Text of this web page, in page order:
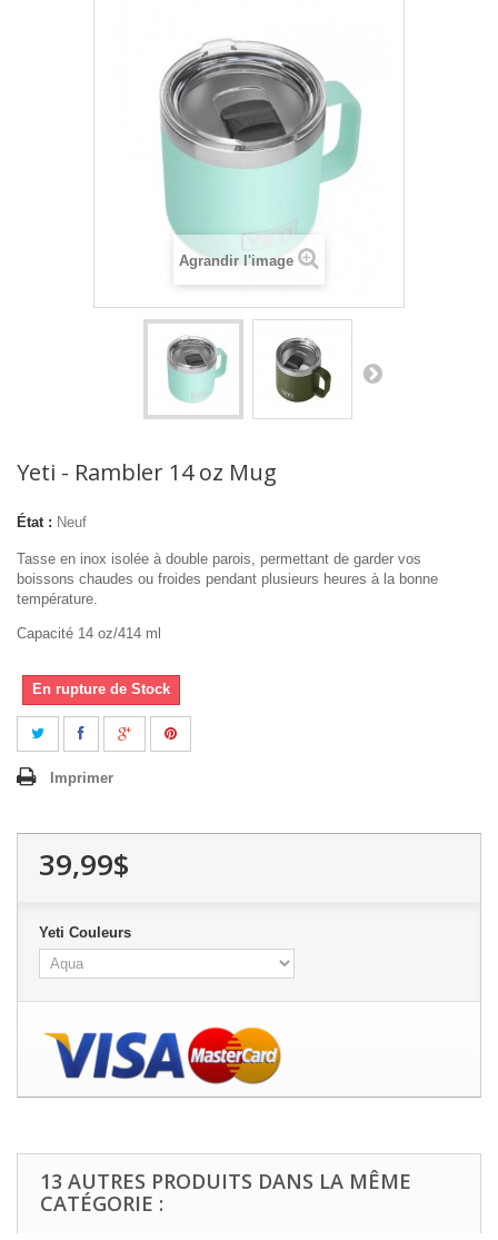
Agrandir l'image
Yeti - Rambler 14 oz Mug
État : Neuf
Tasse en inox isolée à double parois, permettant de garder vos
boissons chaudes ou froides pendant plusieurs heures à la bonne
température.
Capacité 14 oz/414 ml
En rupture de Stock
Imprimer
39,99$
Yeti Couleurs
13 AUTRES PRODUITS DANS LA MÊME
CATÉGORIE :